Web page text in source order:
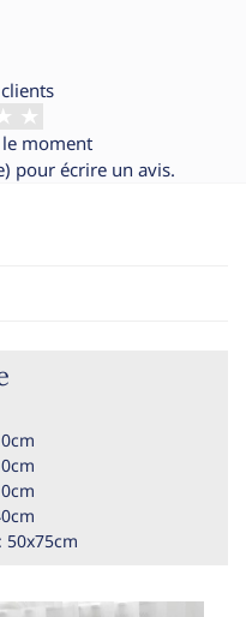
moment
pour écrire un avis.
50x75cm